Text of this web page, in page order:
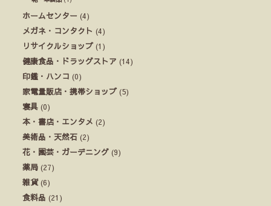
ホームセンター (4)
メガネ・コンタクト (4)
リサイクルショップ (1)
健康食品・ドラッグストア (14)
印鑑・ハンコ (0)
家電量販店・携帯ショップ (5)
寝具 (0)
本・書店・エンタメ (2)
美術品・天然石 (2)
花・園芸・ガーデニング (9)
薬局 (27)
雑貨(6)
食料品 (21)